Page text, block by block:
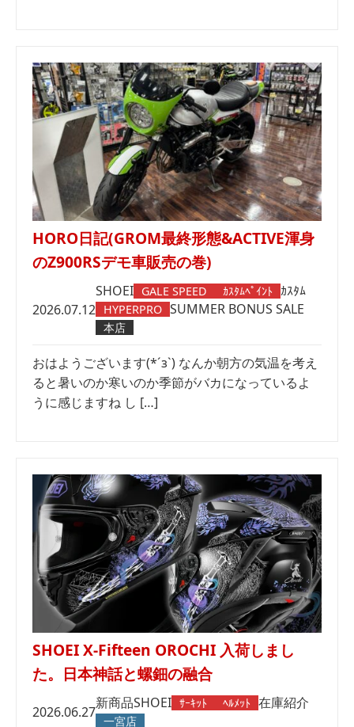
HORO日記(GROM最終形態&ACTIVE渾身
のZ900RSデモ車販売の巻)
2026.07.12
SHOEI GALE SPEED ｶｽﾀﾑﾍﾟｲﾝﾄ ｶｽﾀﾑ
HYPERPRO SUMMER BONUS SALE
本店
おはようございます(*´з`) なんか朝方の気温を考え
ると暑いのか寒いのか季節がバカになっているよ
うに感じますね し […]
SHOEI X-Fifteen OROCHI 入荷しまし
た。日本神話と螺鈿の融合
2026.06.27
新商品SHOEI ｻｰｷｯﾄ ﾍﾙﾒｯﾄ 在庫紹介
一宮店